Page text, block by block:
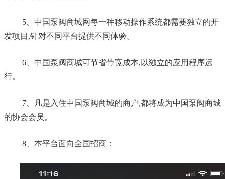
5、 中国泵阀商城网每一种移动操作系统都需要独立的开
发项目,针对不同平台提供不同体验。
6、 中国泵阀商城可节省带宽成本,以独立的应用程序运
行。
7、凡是入住中国泵阀商城的商户,都将成为中国泵阀商城
的协会会员。
8、本平台面向全国招商：